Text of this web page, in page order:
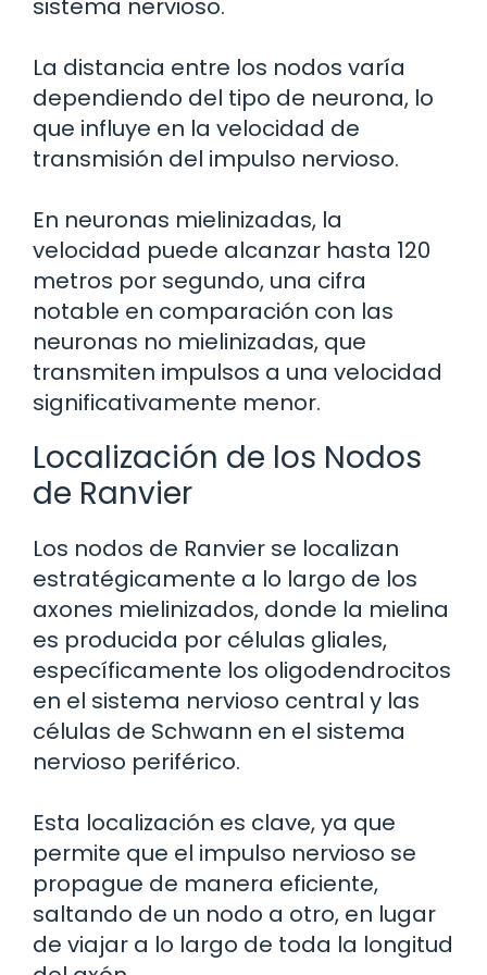
sistema nervioso.
La distancia entre los nodos varía
dependiendo del tipo de neurona, lo
que influye en la velocidad de
transmisión del impulso nervioso.
En neuronas mielinizadas, la
velocidad puede alcanzar hasta 120
metros por segundo, una cifra
notable en comparación con las
neuronas no mielinizadas, que
transmiten impulsos a una velocidad
significativamente menor.
Localización de los Nodos
de Ranvier
Los nodos de Ranvier se localizan
estratégicamente a lo largo de los
axones mielinizados, donde la mielina
es producida por células gliales,
específicamente los oligodendrocitos
en el sistema nervioso central y las
células de Schwann en el sistema
nervioso periférico.
Esta localización es clave, ya que
permite que el impulso nervioso se
propague de manera eficiente,
saltando de un nodo a otro, en lugar
de viajar a lo largo de toda la longitud